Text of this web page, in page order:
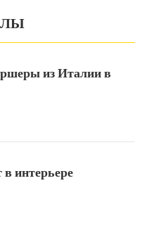
из Италии в
интерьере